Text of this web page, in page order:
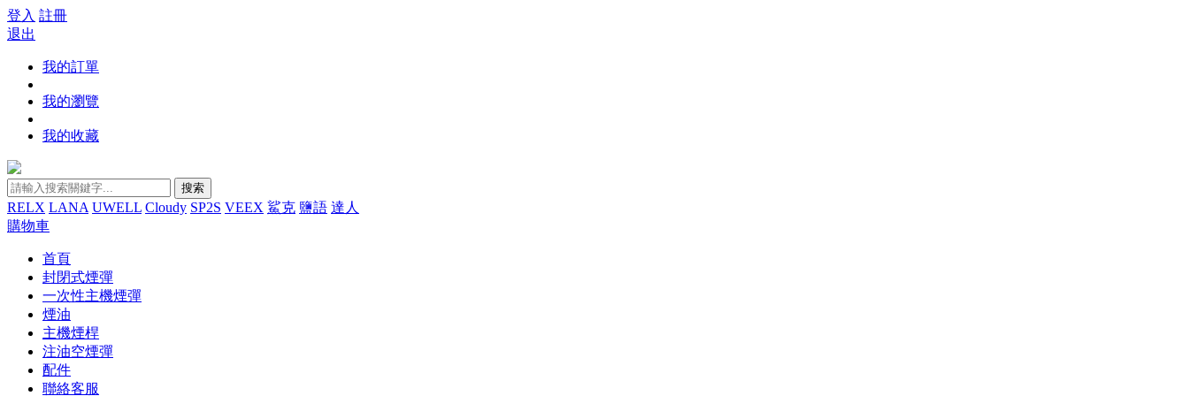
登入 註冊
退出
我的訂單
我的瀏覽
我的收藏
搜索
RELX LANA UWELL Cloudy SP2S VEEX 鯊克 鹽語 達人
購物車
首頁
封閉式煙彈
一次性主機煙彈
煙油
主機煙桿
注油空煙彈
配件
聯絡客服